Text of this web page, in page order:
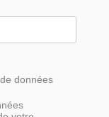
de données